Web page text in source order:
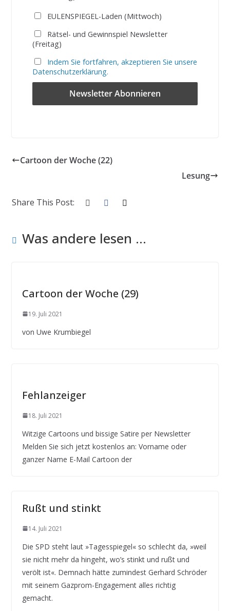
EULENSPIEGEL-Laden (Mittwoch)
Rätsel- und Gewinnspiel Newsletter
(Freitag)
Indem Sie fortfahren, akzeptieren Sie unsere
Datenschutzerklärung.
Cartoon der Woche (22)
Lesung
Share This Post:
Was andere lesen ...
Cartoon der Woche (29)
19. Juli 2021
von Uwe Krumbiegel
Fehlanzeiger
18. Juli 2021
Witzige Cartoons und bissige Satire per Newsletter
Melden Sie sich jetzt kostenlos an: Vorname oder
ganzer Name E-Mail Cartoon der
Rußt und stinkt
14. Juli 2021
Die SPD steht laut »Tagesspiegel« so schlecht da, »weil
sie nicht mehr da hingeht, wo’s stinkt und rußt und
verölt ist«. Demnach hätte zumindest Gerhard Schröder
mit seinem Gazprom-Engagement alles richtig
gemacht.